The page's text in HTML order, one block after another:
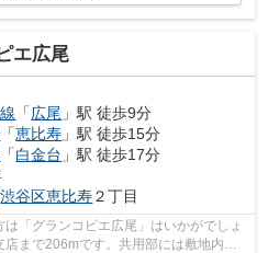
エ広尾
「広尾 」駅 徒歩9分
「恵比寿 」駅 徒歩15分
「白金台 」駅 徒歩17分
渋谷区恵比寿２丁目
「グランコピエ広尾」はいかがでしょ
まで206mです。共用部には敷地内ご